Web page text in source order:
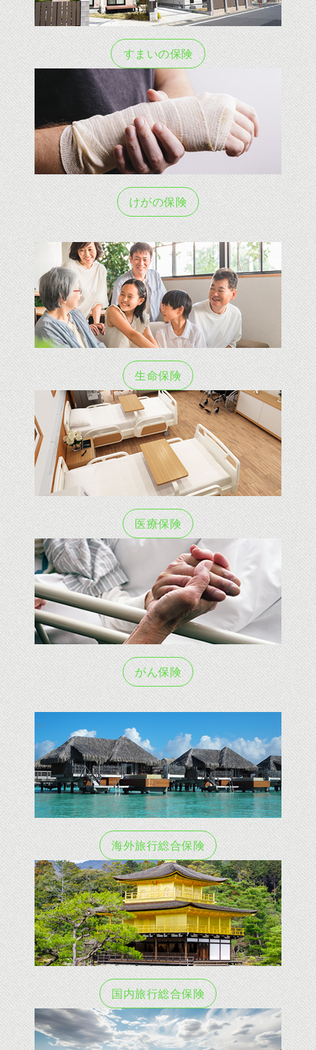
すまいの保険
けがの保険
生命保険
医療保険
がん保険
海外旅行総合保険
国内旅行総合保険